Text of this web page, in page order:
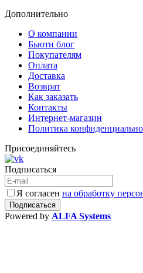
Дополнительно
О компании
Бьюти блог
Покупателям
Оплата
Доставка
Возврат
Как заказать
Контакты
Интернет-магазин
Политика
Присоединяйтесь
Подписаться
Я согласен на обработку
Powered by ALFA Systems